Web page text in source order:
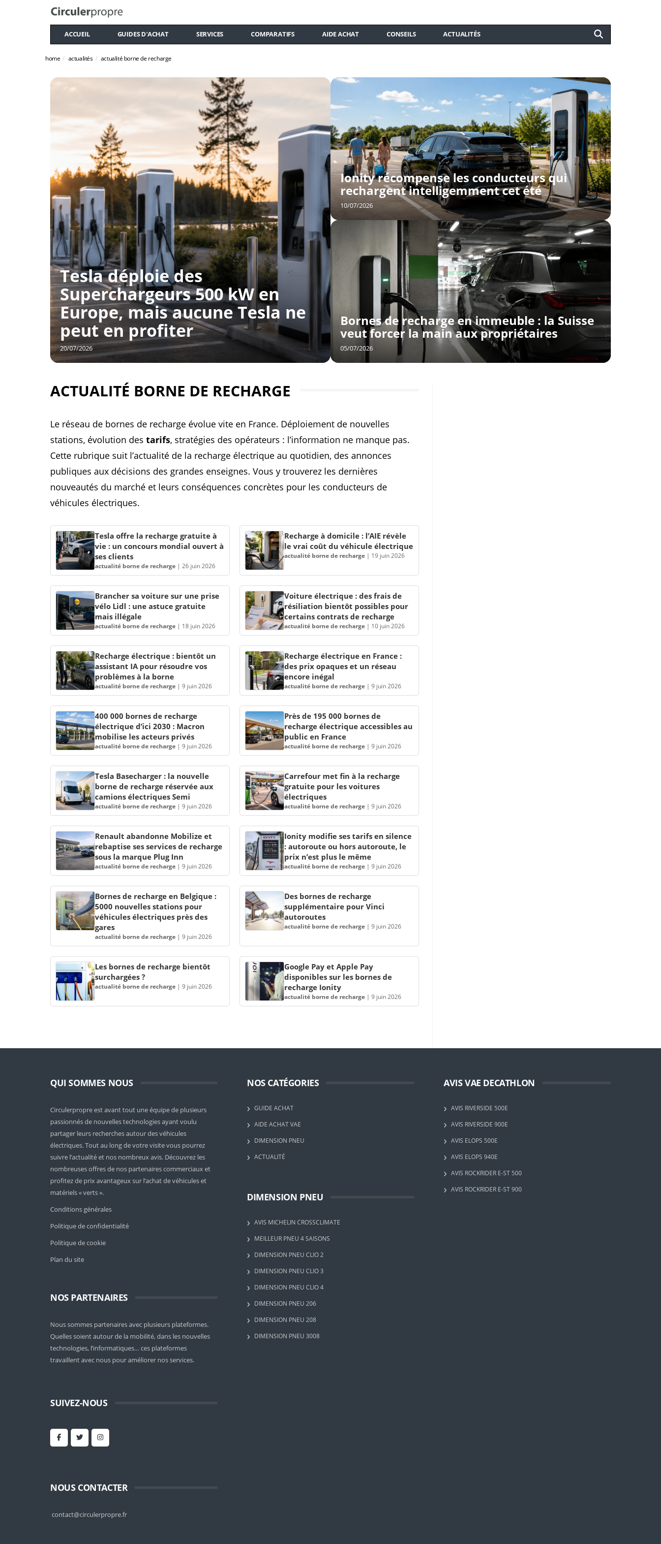
ACCUEIL GUIDES D'ACHAT SERVICES COMPARATIFS AIDE ACHAT CONSEILS ACTUALITÉS
home actualités actualité borne de recharge
Tesla déploie des
Superchargeurs 500 kW en
Europe, mais aucune Tesla ne
peut en profiter
20/07/2026
Ionity récompense les conducteurs qui
rechargent intelligemment cet été
10/07/2026
Bornes de recharge en immeuble : la Suisse
veut forcer la main aux propriétaires
05/07/2026
ACTUALITÉ BORNE DE RECHARGE
Le réseau de bornes de recharge évolue vite en France. Déploiement de nouvelles
stations, évolution des tarifs, stratégies des opérateurs : l’information ne manque pas.
Cette rubrique suit l’actualité de la recharge électrique au quotidien, des annonces
publiques aux décisions des grandes enseignes. Vous y trouverez les dernières
nouveautés du marché et leurs conséquences concrètes pour les conducteurs de
véhicules électriques.
Tesla offre la recharge gratuite à
vie : un concours mondial ouvert à
ses clients
actualité borne de recharge | 26 juin 2026
Recharge à domicile : l’AIE révèle
le vrai coût du véhicule électrique
actualité borne de recharge | 19 juin 2026
Brancher sa voiture sur une prise
vélo Lidl : une astuce gratuite
mais illégale
actualité borne de recharge | 18 juin 2026
Voiture électrique : des frais de
résiliation bientôt possibles pour
certains contrats de recharge
actualité borne de recharge | 10 juin 2026
Recharge électrique : bientôt un
assistant IA pour résoudre vos
problèmes à la borne
actualité borne de recharge | 9 juin 2026
Recharge électrique en France :
des prix opaques et un réseau
encore inégal
actualité borne de recharge | 9 juin 2026
400 000 bornes de recharge
électrique d’ici 2030 : Macron
mobilise les acteurs privés
actualité borne de recharge | 9 juin 2026
Près de 195 000 bornes de
recharge électrique accessibles au
public en France
actualité borne de recharge | 9 juin 2026
Tesla Basecharger : la nouvelle
borne de recharge réservée aux
camions électriques Semi
actualité borne de recharge | 9 juin 2026
Carrefour met fin à la recharge
gratuite pour les voitures
électriques
actualité borne de recharge | 9 juin 2026
Renault abandonne Mobilize et
rebaptise ses services de recharge
sous la marque Plug Inn
actualité borne de recharge | 9 juin 2026
Ionity modifie ses tarifs en silence
: autoroute ou hors autoroute, le
prix n’est plus le même
actualité borne de recharge | 9 juin 2026
Bornes de recharge en Belgique :
5000 nouvelles stations pour
véhicules électriques près des
gares
actualité borne de recharge | 9 juin 2026
Des bornes de recharge
supplémentaire pour Vinci
autoroutes
actualité borne de recharge | 9 juin 2026
Les bornes de recharge bientôt
surchargées ?
actualité borne de recharge | 9 juin 2026
Google Pay et Apple Pay
disponibles sur les bornes de
recharge Ionity
actualité borne de recharge | 9 juin 2026
QUI SOMMES NOUS
Circulerpropre est avant tout une équipe de plusieurs
passionnés de nouvelles technologies ayant voulu
partager leurs recherches autour des véhicules
électriques. Tout au long de votre visite vous pourrez
suivre l’actualité et nos nombreux avis. Découvrez les
nombreuses offres de nos partenaires commerciaux et
profitez de prix avantageux sur l’achat de véhicules et
matériels « verts ».
Conditions générales
Politique de confidentialité
Politique de cookie
Plan du site
NOS PARTENAIRES
Nous sommes partenaires avec plusieurs plateformes.
Quelles soientautour de la mobilité, dans les nouvelles
technologies, l’informatiques… ces plateformes
travaillent avec nous pour améliorer nos services.
SUIVEZ-NOUS
NOUS CONTACTER
contact@circulerpropre.fr
NOS CATÉGORIES
GUIDE ACHAT
AIDE ACHAT VAE
DIMENSION PNEU
ACTUALITÉ
DIMENSION PNEU
AVIS MICHELIN CROSSCLIMATE
MEILLEUR PNEU 4 SAISONS
DIMENSION PNEU CLIO 2
DIMENSION PNEU CLIO 3
DIMENSION PNEU CLIO 4
DIMENSION PNEU 206
DIMENSION PNEU 208
DIMENSION PNEU 3008
AVIS VAE DECATHLON
AVIS RIVERSIDE 500E
AVIS RIVERSIDE 900E
AVIS ELOPS 500E
AVIS ELOPS 940E
AVIS ROCKRIDER E-ST 500
AVIS ROCKRIDER E-ST 900